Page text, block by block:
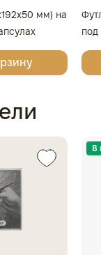
мм) на
мм), светло-
под
В